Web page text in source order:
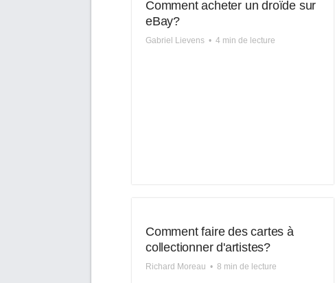
Comment acheter un droïde sur
eBay?
Gabriel Lievens • 4 min de lecture
Comment faire des cartes à
collectionner d'artistes?
Richard Moreau • 8 min de lecture